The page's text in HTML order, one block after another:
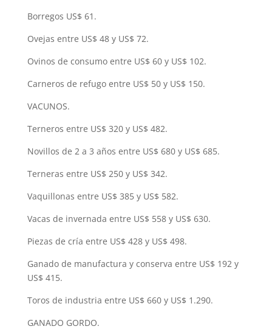
Borregos US$ 61.
Ovejas entre US$ 48 y US$ 72.
Ovinos de consumo entre US$ 60 y US$ 102.
Carneros de refugo entre US$ 50 y US$ 150.
VACUNOS.
Terneros entre US$ 320 y US$ 482.
Novillos de 2 a 3 años entre US$ 680 y US$ 685.
Terneras entre US$ 250 y US$ 342.
Vaquillonas entre US$ 385 y US$ 582.
Vacas de invernada entre US$ 558 y US$ 630.
Piezas de cría entre US$ 428 y US$ 498.
Ganado de manufactura y conserva entre US$ 192 y
US$ 415.
Toros de industria entre US$ 660 y US$ 1.290.
GANADO GORDO.